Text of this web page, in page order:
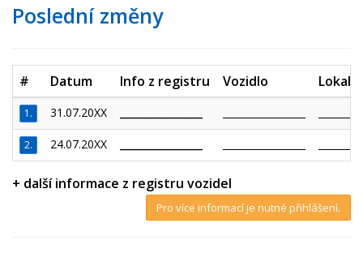
Poslední změny
# Datum Info z registru Vozidlo
1. 31.07.20XX
2. 24.07.20XX
+ další informace z registru vozidel
Pro více informací je nutné přihlášení.